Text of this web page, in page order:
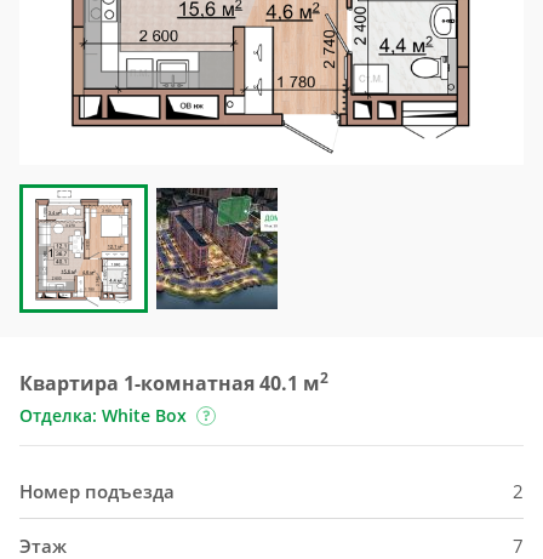
Квартира 1-комнатная 40.1 м2
Отделка: White Box
Номер подъезда 2
Этаж 7